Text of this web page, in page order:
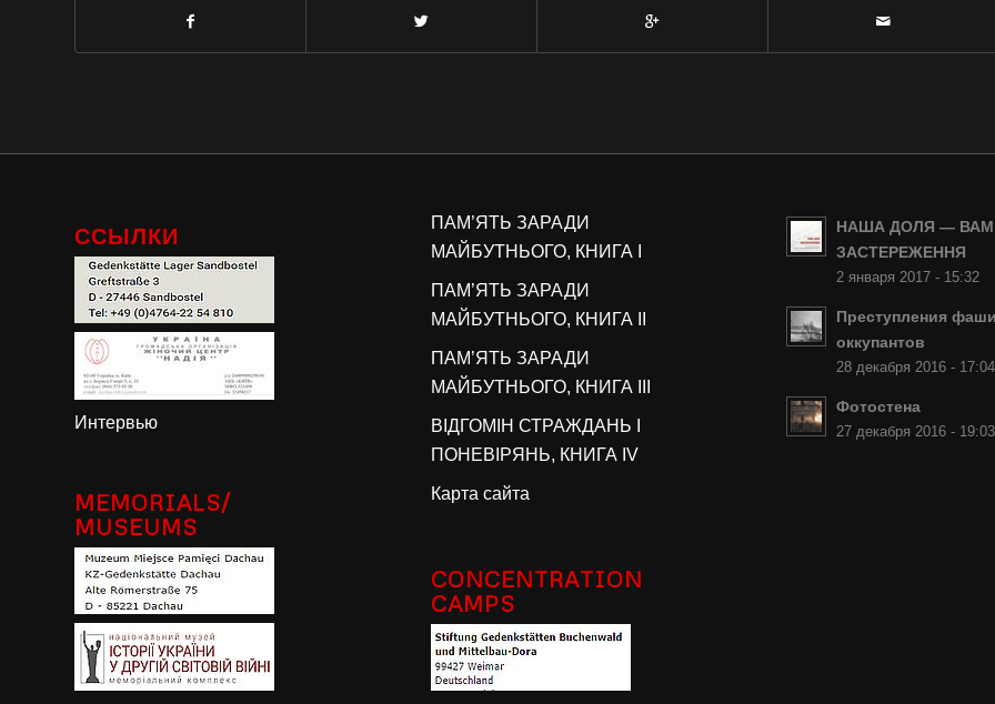
ССЫЛКИ
Интервью
MEMORIALS/
MUSEUMS
ПАМ’ЯТЬ ЗАРАДИ
МАЙБУТНЬОГО, КНИГА I
ПАМ’ЯТЬ ЗАРАДИ
МАЙБУТНЬОГО, КНИГА II
ПАМ’ЯТЬ ЗАРАДИ
МАЙБУТНЬОГО, КНИГА III
ВІДГОМІН СТРАЖДАНЬ І
ПОНЕВІРЯНЬ, КНИГА IV
Карта сайта
CONCENTRATION
CAMPS
НАША ДОЛЯ — ВАМ
ЗАСТЕРЕЖЕННЯ
2 января 2017 - 15:32
Преступления
оккупантов
28 декабря 2016 - 17:04
Фотостена
27 декабря 2016 - 19:03